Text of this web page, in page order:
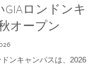
ロンドンキ
オープン
ンキャンパスは、2026